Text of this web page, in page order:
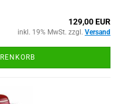
129,00 EUR
inkl. 19% MwSt. zzgl. Versand